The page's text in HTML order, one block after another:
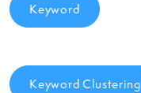
Keyword
Keyword Clustering